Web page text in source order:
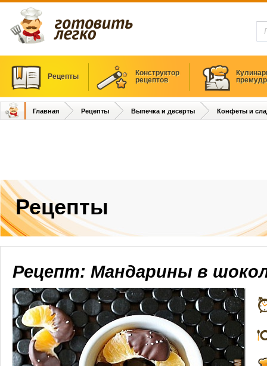
Рецепты
Конструктор
рецептов
Главная Рецепты Выпечка и десерты Конфеты и
Рецепты
Рецепт: Мандарины в